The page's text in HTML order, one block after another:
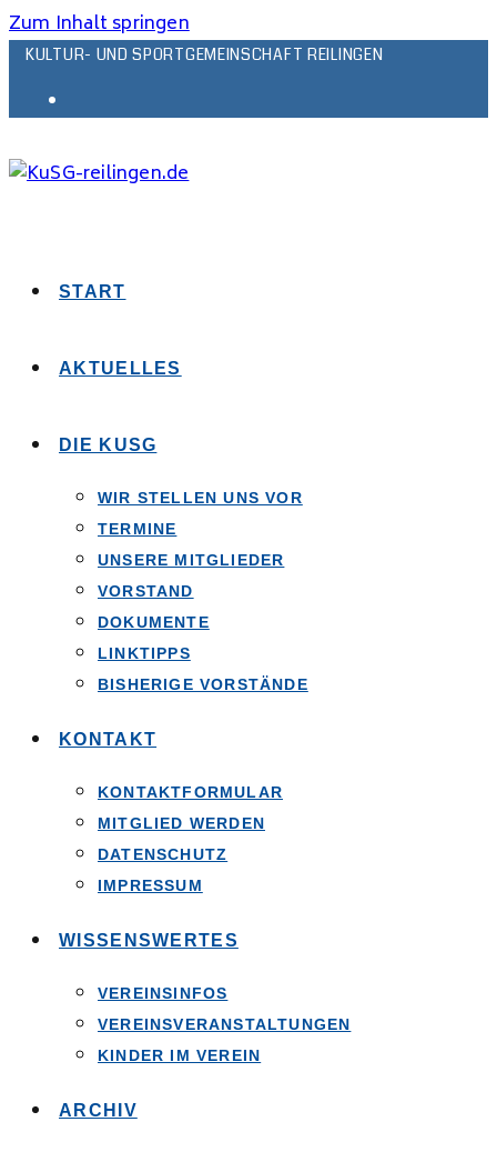
Zum Inhalt springen
KULTUR- UND SPORTGEMEINSCHAFT REILINGEN
START
AKTUELLES
DIE KUSG
WIR STELLEN UNS VOR
TERMINE
UNSERE MITGLIEDER
VORSTAND
DOKUMENTE
LINKTIPPS
BISHERIGE VORSTÄNDE
KONTAKT
KONTAKTFORMULAR
MITGLIED WERDEN
DATENSCHUTZ
IMPRESSUM
WISSENSWERTES
VEREINSINFOS
VEREINSVERANSTALTUNGEN
KINDER IM VEREIN
ARCHIV